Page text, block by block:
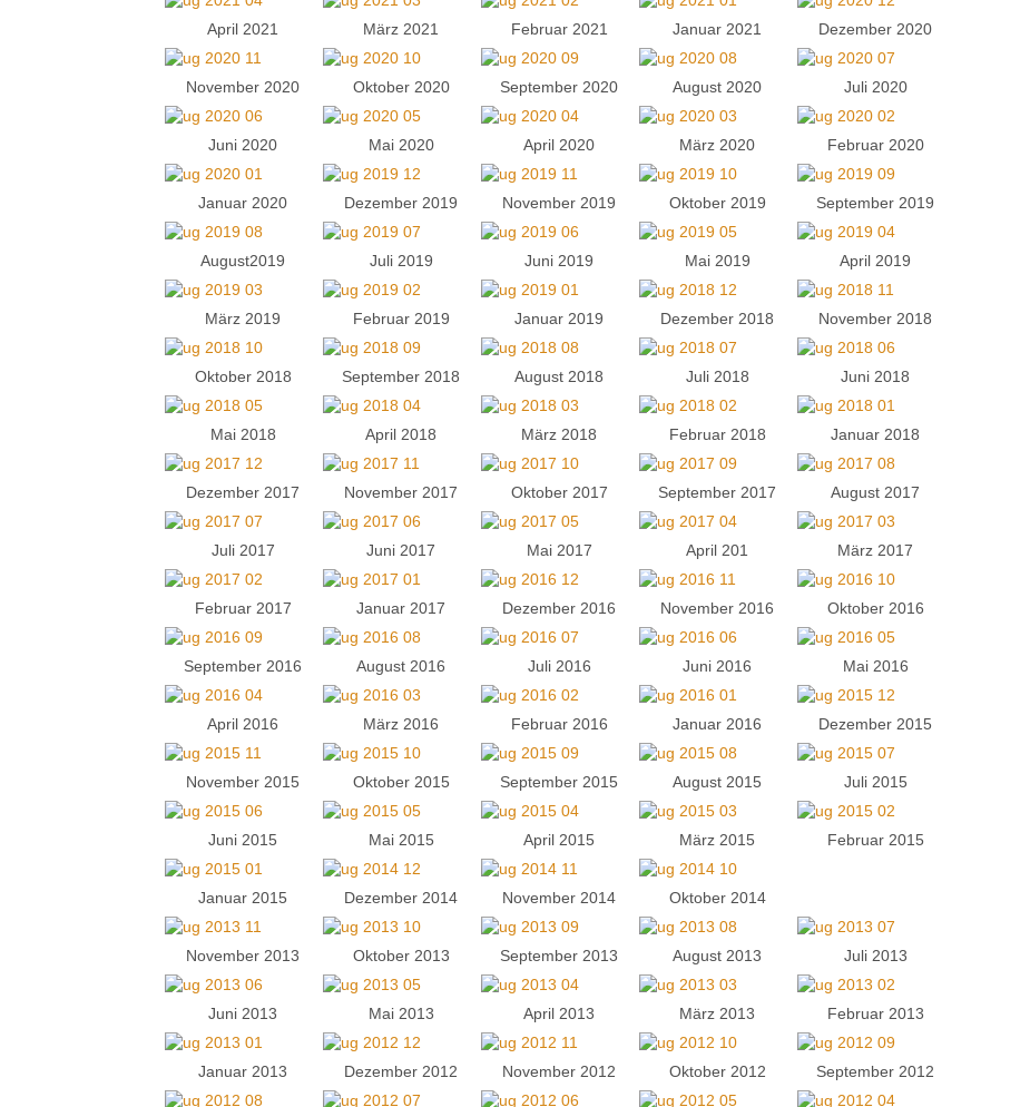
April 2021 März 2021 Februar 2021 Januar 2021 Dezember 2020
November 2020 Oktober 2020 September 2020 August 2020 Juli 2020
Juni 2020 Mai 2020 April 2020 März 2020 Februar 2020
Januar 2020 Dezember 2019 November 2019 Oktober 2019 September 2019
August2019 Juli 2019 Juni 2019 Mai 2019 April 2019
März 2019 Februar 2019 Januar 2019 Dezember 2018 November 2018
Oktober 2018 September 2018 August 2018 Juli 2018 Juni 2018
Mai 2018 April 2018 März 2018 Februar 2018 Januar 2018
Dezember 2017 November 2017 Oktober 2017 September 2017 August 2017
Juli 2017 Juni 2017 Mai 2017 April 201 März 2017
Februar 2017 Januar 2017 Dezember 2016 November 2016 Oktober 2016
September 2016 August 2016 Juli 2016 Juni 2016 Mai 2016
April 2016 März 2016 Februar 2016 Januar 2016 Dezember 2015
November 2015 Oktober 2015 September 2015 August 2015 Juli 2015
Juni 2015 Mai 2015 April 2015 März 2015 Februar 2015
Januar 2015 Dezember 2014 November 2014 Oktober 2014
November 2013 Oktober 2013 September 2013 August 2013 Juli 2013
Juni 2013 Mai 2013 April 2013 März 2013 Februar 2013
Januar 2013 Dezember 2012 November 2012 Oktober 2012 September 2012